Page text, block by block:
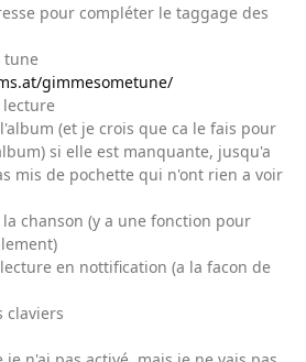
pour compléter le taggage des
tune
gimmesometune/
lecture
(et je crois que ca le fais pour
si elle est manquante, jusqu'a
mis de pochette qui n'ont rien a voir
chanson (y a une fonction pour
en nottification (a la facon de
claviers